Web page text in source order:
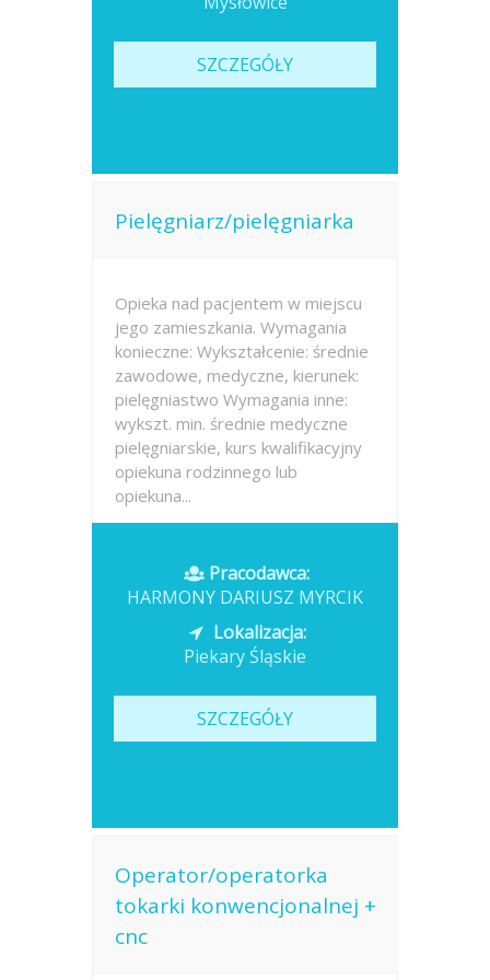
SZCZEGÓŁY
Pielęgniarz/pielęgniarka
Opieka nad pacjentem w miejscu
jego zamieszkania. Wymagania
konieczne: Wykształcenie: średnie
zawodowe, medyczne, kierunek:
pielęgniastwo Wymagania inne:
wykszt. min. średnie medyczne
pielęgniarskie, kurs kwalifikacyjny
opiekuna rodzinnego lub
opiekuna...
Pracodawca:
HARMONY DARIUSZ MYRCIK
Lokalizacja:
Piekary Śląskie
SZCZEGÓŁY
Operator/operatorka
tokarki konwencjonalnej +
cnc